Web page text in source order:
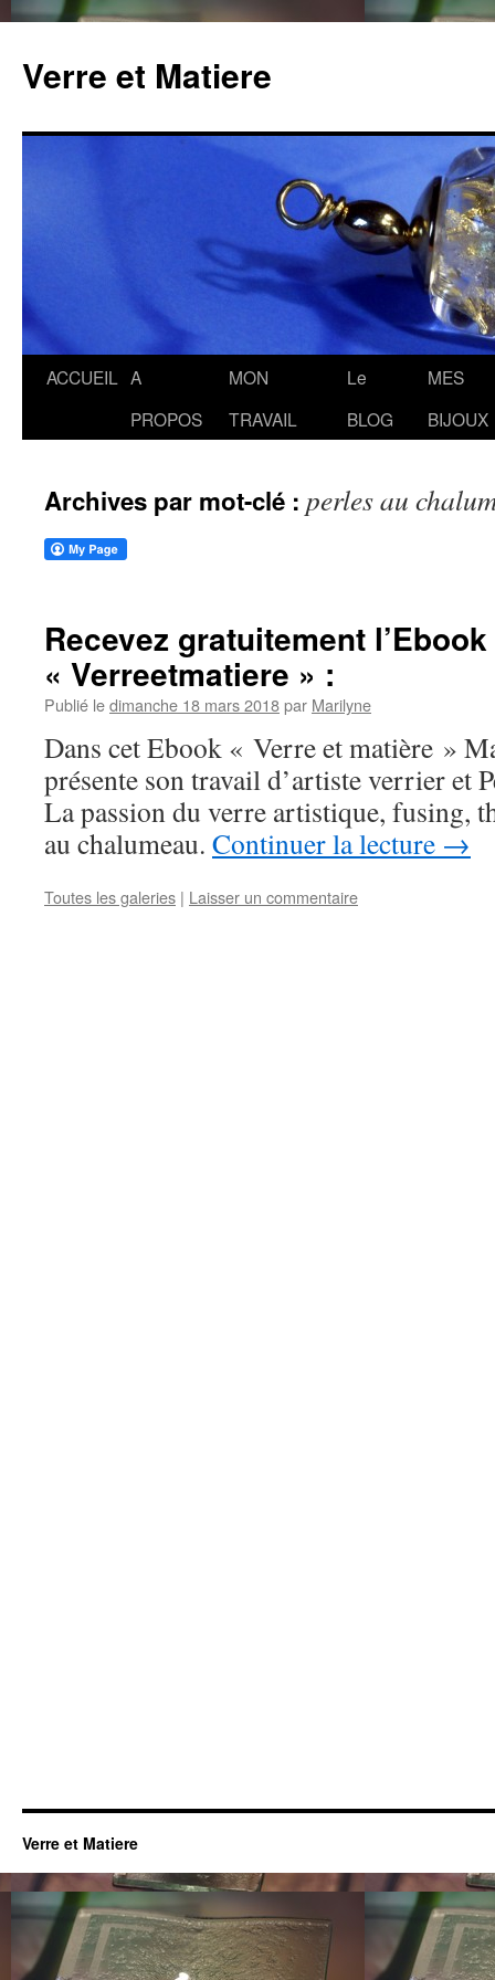
Verre et Matiere
Aller
ACCUEIL A
PROPOS
MON
TRAVAIL
Le
BLOG
MES
BIJOUX
Archives par mot-clé : perles au
Recevez gratuitement l’Ebook
« Verreetmatiere » :
Publié ledimanche 18 mars 2018par Marilyne
Dans cet Ebook « Verre et matière »
présente son travail d’artiste verrier et
La passion du verre artistique, fusing,
au chalumeau. Continuer la lecture →
Toutes les galeries | Laisser un commentaire
Verre et Matiere